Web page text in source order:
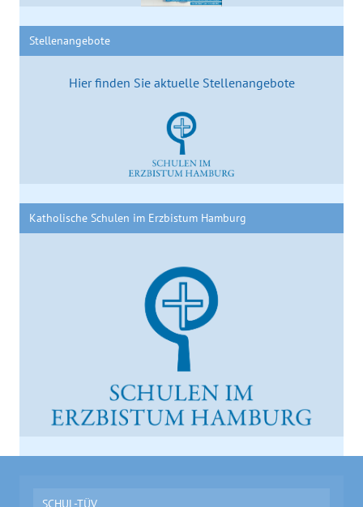
Stellenangebote
Hier finden Sie aktuelle Stellenangebote
Katholische Schulen im Erzbistum Hamburg
SCHUL-TÜV